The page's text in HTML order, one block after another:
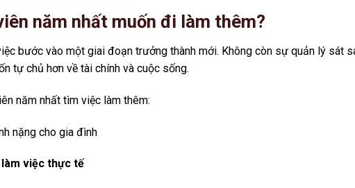
năm nhất muốn đi làm thêm?
bước vào một giai đoạn trưởng thành mới. Không còn sự quản lý sát
tự chủ hơn về tài chính và cuộc sống.
năm nhất tìm việc làm thêm:
nặng cho gia đình
việc thực tế